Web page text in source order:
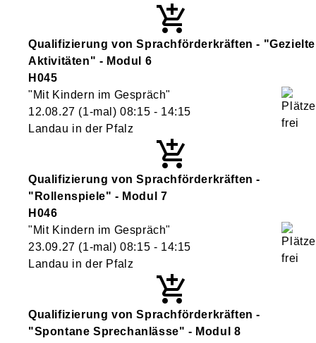
Qualifizierung von Sprachförderkräften - "Gezielte
Aktivitäten" - Modul 6
H045
"Mit Kindern im Gespräch"
12.08.27 (1-mal)08:15 - 14:15
Landau in der Pfalz
Qualifizierung von Sprachförderkräften -
"Rollenspiele" - Modul 7
H046
"Mit Kindern im Gespräch"
23.09.27 (1-mal)08:15 - 14:15
Landau in der Pfalz
Qualifizierung von Sprachförderkräften -
"Spontane Sprechanlässe" - Modul 8